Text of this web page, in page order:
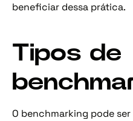
beneficiar dessa prática.
Tipos de
O benchmarking pode